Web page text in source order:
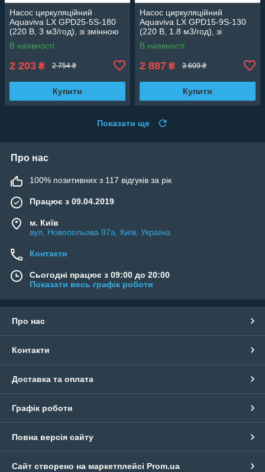
Насос циркуляційний
Aquaviva LX GPD25-5S-180
(220 В, 3 м3/год), зі змінною
швидкістю
В наявності
2 203 ₴ 2 754 ₴
Купити
Насос циркуляційний
Aquaviva LX GPD15-9S-130
(220 В, 1.8 м3/год), зі
змінною швидкістю
В наявності
2 887 ₴ 3 609 ₴
Купити
Показати ще
Про нас
100% позитивних з 117 відгуків за рік
Працює з 09.04.2019
м. Київ
вул. Новопольова 97а, Київ, Україна
Контакти
Сьогодні працює з 09:00 до 20:00
Показати весь графік роботи
Про нас
Контакти
Доставка та оплата
Графік роботи
Повна версія сайту
Сайт створено на маркетплейсі Prom.ua